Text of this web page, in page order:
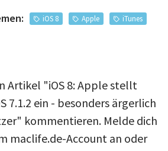
iOS 8 Apple iTunes
Artikel "iOS 8: Apple stellt
7.1.2 ein - besonders ärgerlich
kommentieren. Melde dich
maclife.de-Account an oder